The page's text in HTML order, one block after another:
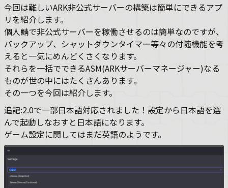
今回は難しいARK非公式サーバーの構築は簡単にできるアプ
リを紹介します。
個人鯖で非公式サーバーを稼働させるのは簡単なのですが、
バックアップ、シャットダウンタイマー等々の付随機能を考
えると一気にめんどくさくなります。
それらを一括でできるASM(ARKサーバーマネージャー)なる
ものが世の中にはたくさんあります。
その一つを今回は紹介します。
追記:2.0で一部日本語対応されました！設定から日本語を選
んで起動しなおすと日本語になります。
ゲーム設定に関してはまだ英語のようです。